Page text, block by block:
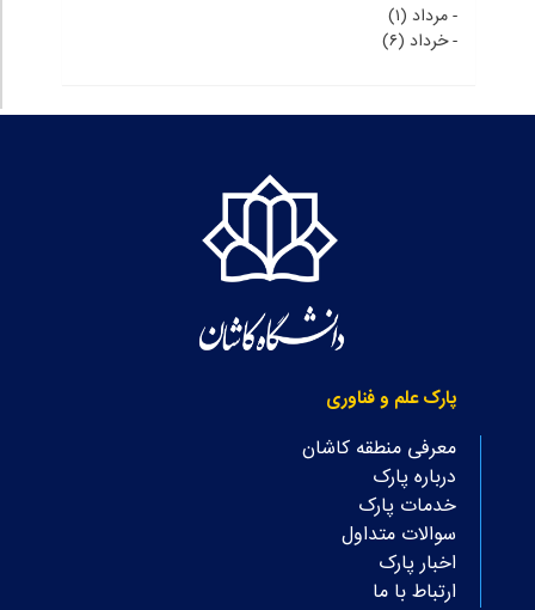
-مرداد (۱)
-خرداد (۶)
پارک علم و فناوری
معرفی منطقه کاشان
درباره پارک
خدمات پارک
سوالات متداول
اخبار پارک
ارتباط با ما